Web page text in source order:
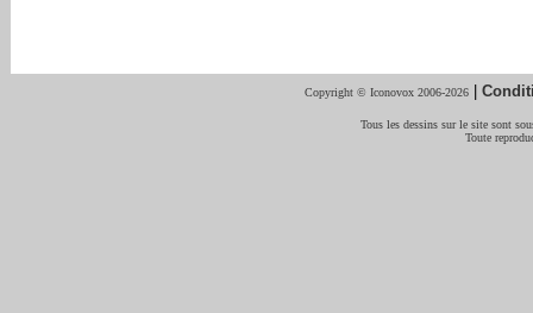
Copyright © Iconovox 2006-2026 |
Tous les dessins sur le site sont
Toute